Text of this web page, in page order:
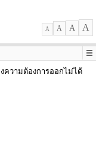
A A A A
วามต้องการออกไม่ได้